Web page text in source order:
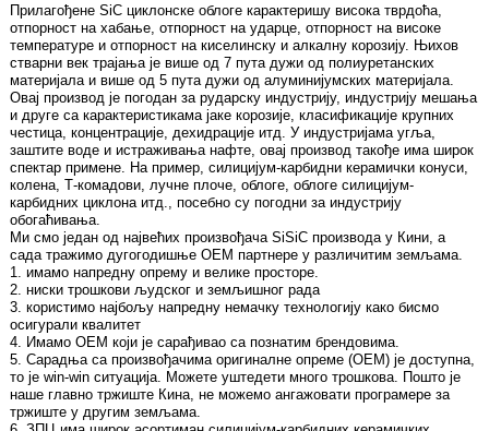
Прилагођене SiC циклонске облоге карактеришу висока тврдоћа,
отпорност на хабање, отпорност на ударце, отпорност на високе
температуре и отпорност на киселинску и алкалну корозију. Њихов
стварни век трајања је више од 7 пута дужи од полиуретанских
материјала и више од 5 пута дужи од алуминијумских материјала.
Овај производ је погодан за рударску индустрију, индустрију мешања
и друге са карактеристикама јаке корозије, класификације крупних
честица, концентрације, дехидрације итд. У индустријама угља,
заштите воде и истраживања нафте, овај производ такође има широк
спектар примене. На пример, силицијум-карбидни керамички конуси,
колена, Т-комадови, лучне плоче, облоге, облоге силицијум-
карбидних циклона итд., посебно су погодни за индустрију
обогаћивања.
Ми смо један од највећих произвођача SiSiC производа у Кини, а
сада тражимо дугогодишње OEM партнере у различитим земљама.
1. имамо напредну опрему и велике просторе.
2. ниски трошкови људског и земљишног рада
3. користимо најбољу напредну немачку технологију како бисмо
осигурали квалитет
4. Имамо ОЕМ који је сарађивао са познатим брендовима.
5. Сарадња са произвођачима оригиналне опреме (OEM) је доступна,
то је win-win ситуација. Можете уштедети много трошкова. Пошто је
наше главно тржиште Кина, не можемо ангажовати програмере за
тржиште у другим земљама.